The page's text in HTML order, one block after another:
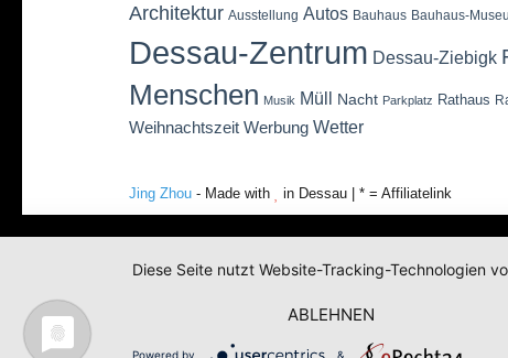
Architektur Ausstellung Autos Bauhaus Bauhaus-
Dessau-Zentrum Dessau-Ziebigk
Menschen Musik Müll Nacht Parkplatz Rathaus
Weihnachtszeit Werbung Wetter
Jing Zhou - Made with in Dessau | * = Affiliatelink
Diese Seite nutzt Website-Tracking-Technologien
ABLEHNEN
Powered by &